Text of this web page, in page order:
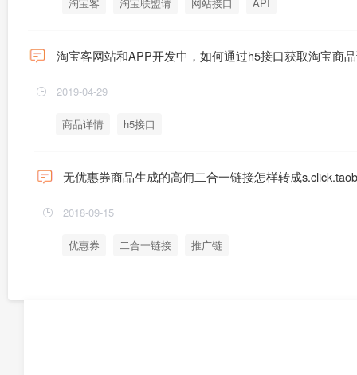
淘宝客网站和APP开发中，如何通过h5接口获取淘宝商
2019-04-29
商品详情 h5接口
无优惠券商品生成的高佣二合一链接怎样转成
2018-09-15
优惠券 二合一链接 推广链